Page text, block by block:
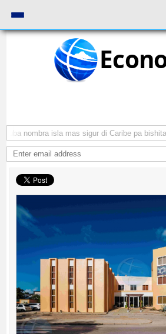
nombra isla mas sigur di Caribe pa bishita